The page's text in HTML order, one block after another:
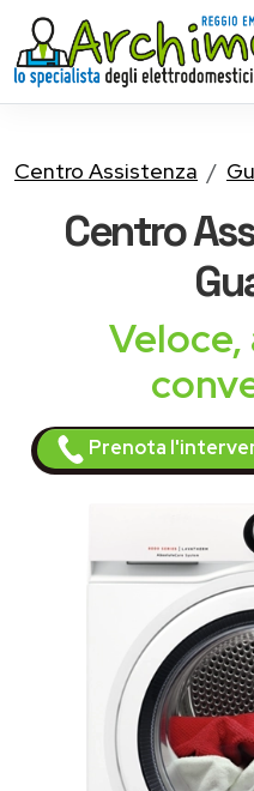
Centro Assistenza
Centro
Prenota